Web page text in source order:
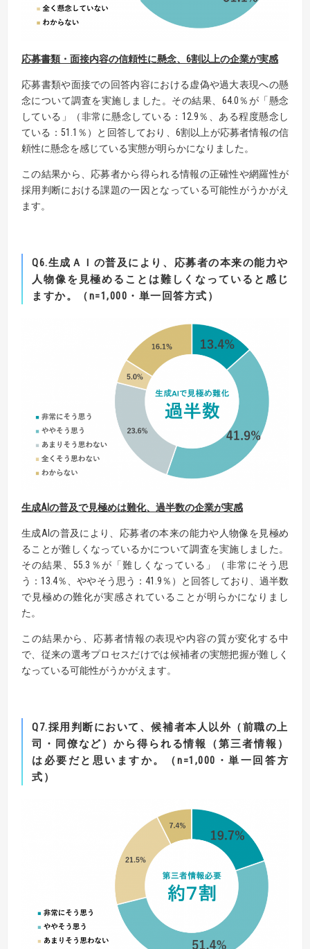
応募書類・面接内容の信頼性に懸念、 6割以上の企業が実感
応募書類や面接での回答内容における虚偽や過大表現への懸
念について調査を実施しました。その結果、64.0％が「懸念
している」（非常に懸念している：12.9％、ある程度懸念し
ている：51.1％）と回答しており、6割以上が応募者情報の信
頼性に懸念を感じている実態が明らかになりました。
この結果から、応募者から得られる情報の正確性や網羅性が
採用判断における課題の一因となっている可能性がうかがえ
ます。
Q6.生成ＡＩの普及により、応募者の本来の能力や
人物像を見極めることは難しくなっていると感じ
ますか。
（n=1,000・単一回答方式）
生成AIの普及で見極めは難化、 過半数の企業が実感
生成AIの普及により、応募者の本来の能力や人物像を見極め
ることが難しくなっているかについて調査を実施しました。
その結果、55.3％が「難しくなっている」（非常にそう思
う：13.4％、ややそう思う：41.9％）と回答しており、過半数
で見極めの難化が実感されていることが明らかになりまし
た。
この結果から、応募者情報の表現や内容の質が変化する中
で、従来の選考プロセスだけでは候補者の実態把握が難しく
なっている可能性がうかがえます。
Q7.採用判断において、候補者本人以外（前職の上
司・同僚など）から得られる情報（第三者情報）
は必要だと思いますか。
（n=1,000・単一回答方
式）